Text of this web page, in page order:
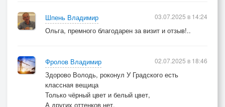
Шпень Владимир
Ольга, премного благодарен за визит и отзыв!..
03.07.2025 в 14:24
Фролов Владимир
Здорово Володь, роконул У Градского есть
классная вещица
Только чёрный цвет и белый цвет,
А других оттенков нет,
02.07.2025 в 18:46